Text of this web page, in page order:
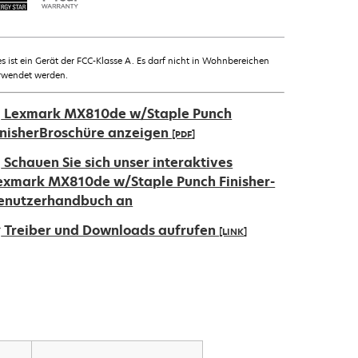
ist ein Gerät der FCC-Klasse A. Es darf nicht in Wohnbereichen
werden.
Lexmark MX810de w/Staple Punch
anzeigen [PDF]
Schauen Sie sich unser interaktives
MX810de w/Staple Punch Finisher-
an
Treiber und Downloads aufrufen [LINK]